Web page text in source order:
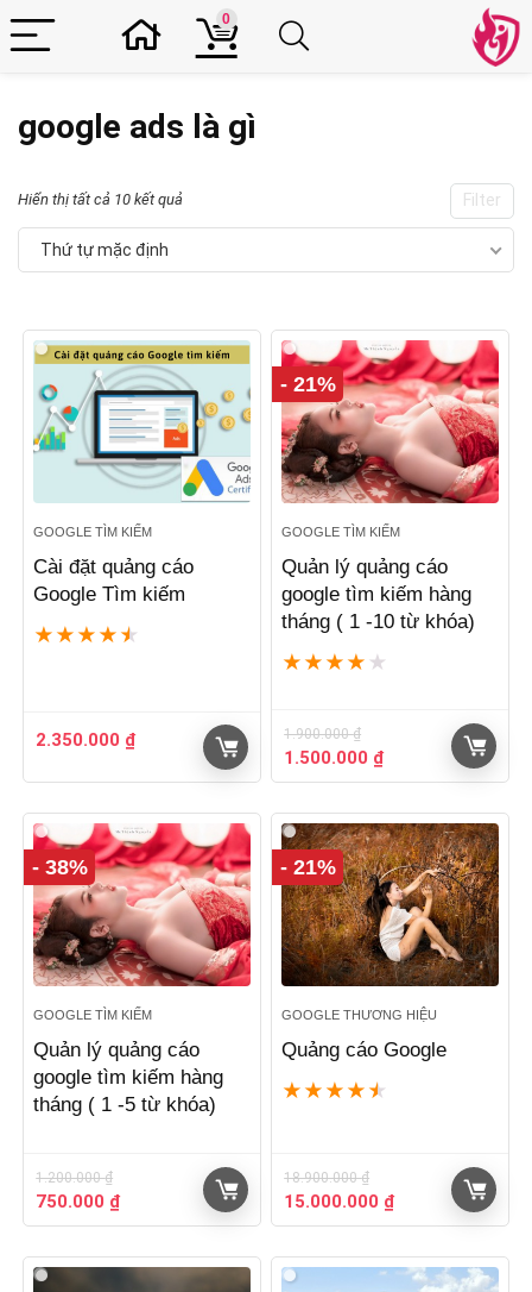
0
google ads là gì
Filter
Hiển thị tất cả 10 kết quả
Thứ tự mặc định
GOOGLE TÌM KIẾM
Cài đặt quảng cáo
Google Tìm kiếm
★ ★ ★ ★ ★
2.350.000 ₫
- 21%
GOOGLE TÌM KIẾM
Quản lý quảng cáo
google tìm kiếm hàng
tháng ( 1 -10 từ khóa)
★ ★ ★ ★ ★
1.900.000₫
Giá
gốc
1.900.000 ₫.
1.500.000 ₫Giá
hiện
là:
1.500.000 ₫.
- 38%
GOOGLE TÌM KIẾM
Quản lý quảng cáo
google tìm kiếm hàng
tháng ( 1 -5 từ khóa)
1.200.000₫
Giá
gốc
1.200.000 ₫.
750.000 ₫Giá
hiện
là:
- 21%
GOOGLE THƯƠNG HIỆU
Quảng cáo Google
★ ★ ★ ★ ★
18.900.000₫
Giá
gốc
18.900.000 ₫.
15.000.000 ₫Giá
hiện
là: